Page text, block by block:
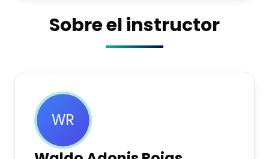
Sobre el instructor
WR